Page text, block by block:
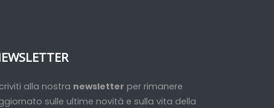
alla nostra newsletter per rimanere
sulle ultime novità e sulla vita della